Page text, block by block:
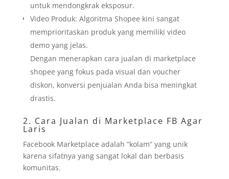
untuk mendongkrak eksposur.
Video Produk: Algoritma Shopee kini sangat
memprioritaskan produk yang memiliki video
demo yang jelas.
Dengan menerapkan cara jualan di marketplace
shopee yang fokus pada visual dan voucher
diskon, konversi penjualan Anda bisa meningkat
drastis.
2. Cara Jualan di Marketplace FB Agar
Laris
Facebook Marketplace adalah “kolam” yang unik
karena sifatnya yang sangat lokal dan berbasis
komunitas.